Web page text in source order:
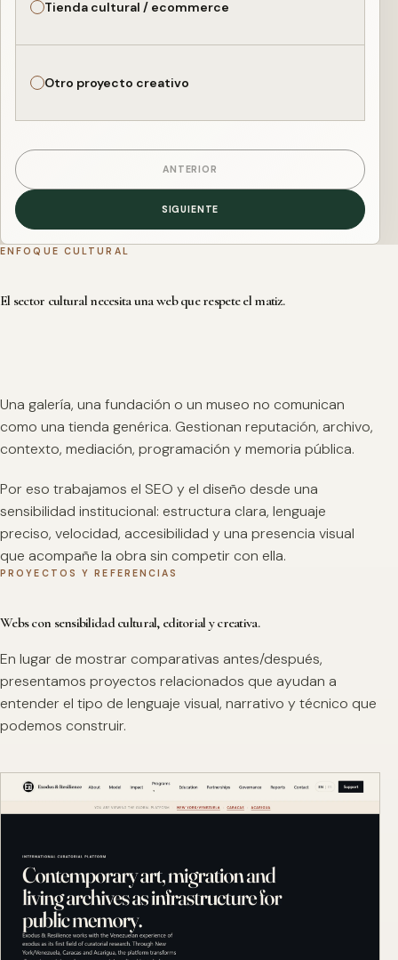
Tienda cultural / ecommerce
Otro proyecto creativo
ANTERIOR
SIGUIENTE
ENFOQUE CULTURAL
El sector cultural necesita una web que respete el matiz.
Una galería, una fundación o un museo no comunican
como una tienda genérica. Gestionan reputación, archivo,
contexto, mediación, programación y memoria pública.
Por eso trabajamos el SEO y el diseño desde una
sensibilidad institucional: estructura clara, lenguaje
preciso, velocidad, accesibilidad y una presencia visual
que acompañe la obra sin competir con ella.
PROYECTOS Y REFERENCIAS
Webs con sensibilidad cultural, editorial y creativa.
En lugar de mostrar comparativas antes/después,
presentamos proyectos relacionados que ayudan a
entender el tipo de lenguaje visual, narrativo y técnico que
podemos construir.